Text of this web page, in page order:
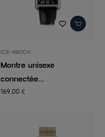
favorite_border
ICE-WATCH
Montre unisexe
connectée...
169,00 €